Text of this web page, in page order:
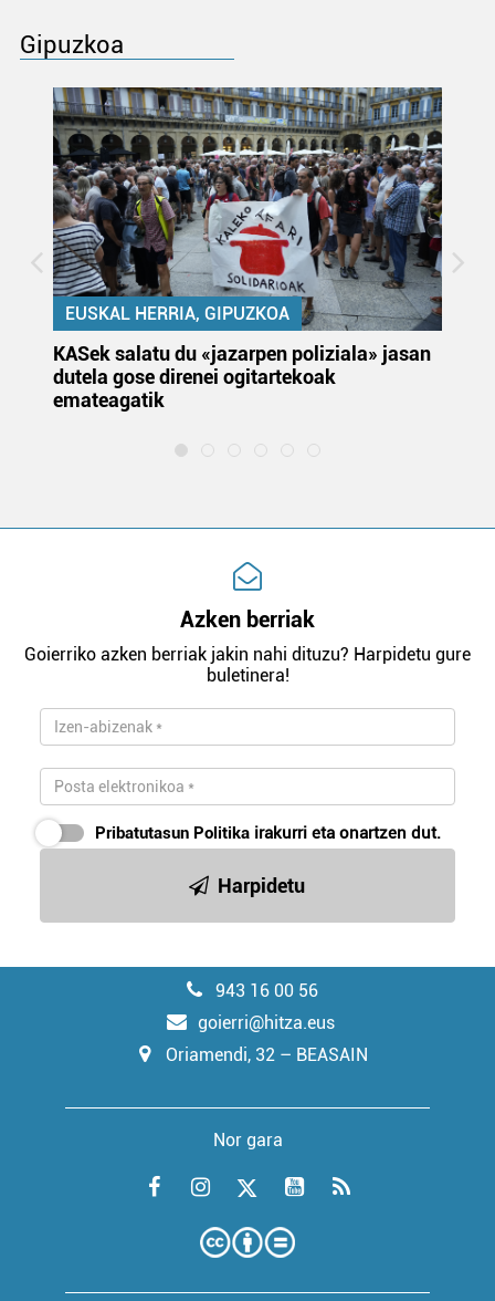
Gipuzkoa
EUSKAL HERRIA, GIPUZKOA
KASek salatu du «jazarpen poliziala» jasan
dutela gose direnei ogitartekoak
emateagatik
Azken berriak
Goierriko azken berriak jakin nahi dituzu? Harpidetu gure
buletinera!
Pribatutasun Politika irakurri eta onartzen dut.
Harpidetu
943 16 00 56
goierri@hitza.eus
Oriamendi, 32 – BEASAIN
Nor gara